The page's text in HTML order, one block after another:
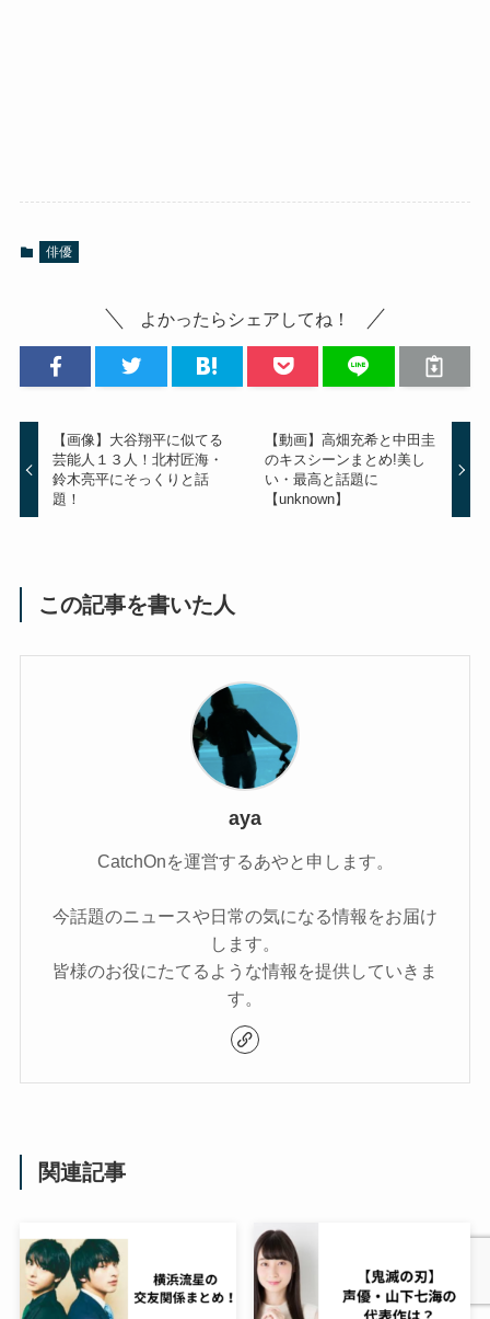
俳優
よかったらシェアしてね！
【画像】大谷翔平に似てる
芸能人１３人！北村匠海・
鈴木亮平にそっくりと話
題！
【動画】高畑充希と中田圭
のキスシーンまとめ!美し
い・最高と話題に
【unknown】
この記事を書いた人
aya
CatchOnを運営するあやと申します。
今話題のニュースや日常の気になる情報をお届け
します。
皆様のお役にたてるような情報を提供していきま
す。
関連記事